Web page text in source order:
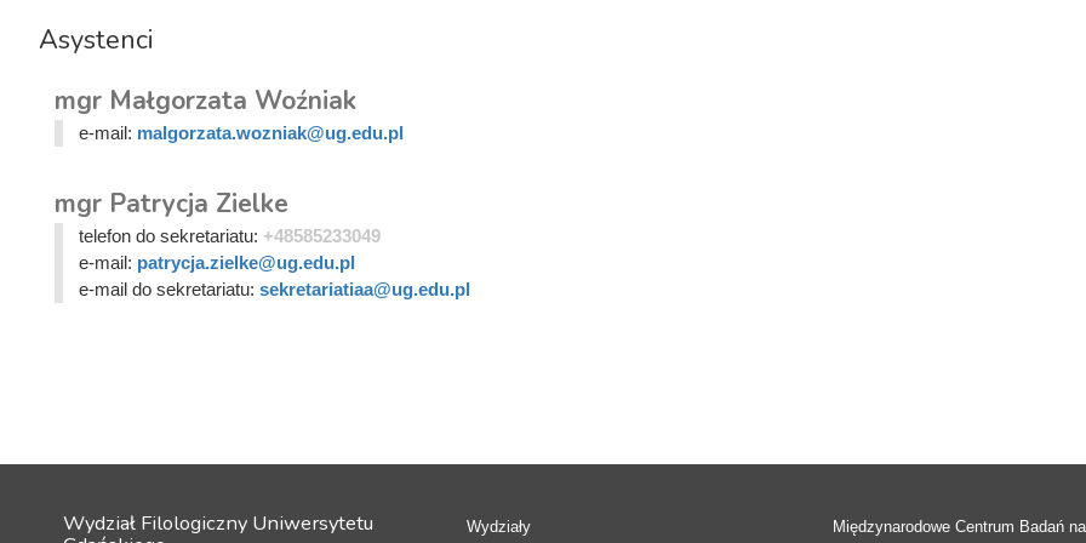
Asystenci
mgr Małgorzata Woźniak
e-mail: malgorzata.wozniak@ug.edu.pl
mgr Patrycja Zielke
telefon do sekretariatu: +48585233049
e-mail: patrycja.zielke@ug.edu.pl
e-mail do sekretariatu: sekretariatiaa@ug.edu.pl
Wydział Filologiczny Uniwersytetu Wydziały Międzynarodowe Centrum Badań